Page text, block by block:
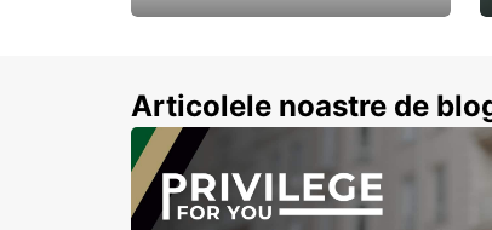
Articolele noastre de